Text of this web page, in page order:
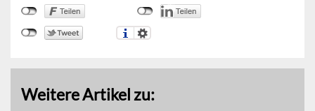
Weitere Artikel zu: